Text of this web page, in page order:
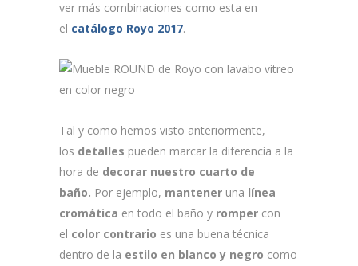
ver más combinaciones como esta en
el catálogo Royo 2017.
Tal y como hemos visto anteriormente,
los detalles pueden marcar la diferencia a la
hora de decorar nuestro cuarto de
baño. Por ejemplo, mantener una línea
cromática en todo el baño y romper con
el color contrario es una buena técnica
dentro de la estilo en blanco y negro como